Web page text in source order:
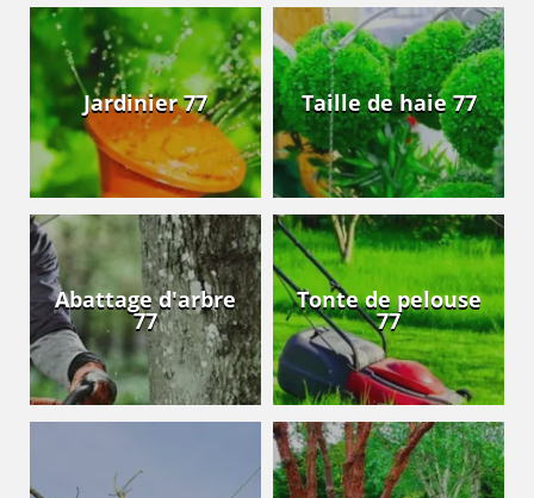
Jardinier 77 Taille de haie 77
Abattage d'arbre
77
Tonte de pelouse
77